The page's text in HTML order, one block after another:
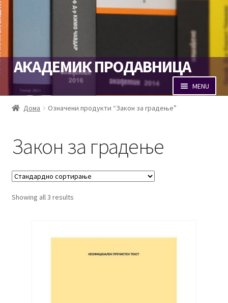
Skip
to
Skip
to
АКАДЕМИК ПРОДАВНИЦА
MENU
Продавница
Наплата
Портал Академик
Дома Означени продукти “Закон за градење”
Закон за градење
Showing all 3 results